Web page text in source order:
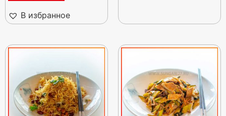
В избранное